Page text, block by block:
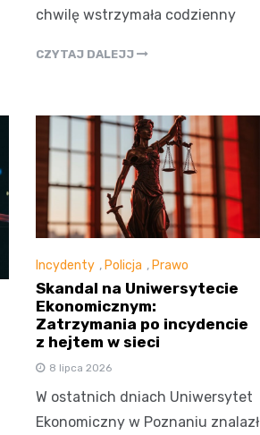
chwilę wstrzymała codzienny
CZYTAJ DALEJJ
Incydenty , Policja , Prawo
Skandal na Uniwersytecie
Ekonomicznym:
Zatrzymania po incydencie
z hejtem w sieci
8 lipca 2026
W ostatnich dniach Uniwersytet
Ekonomiczny w Poznaniu znalazł